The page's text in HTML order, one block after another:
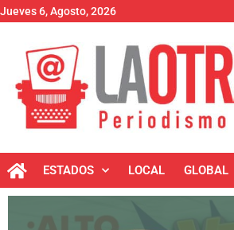
Jueves 6, Agosto, 2026
ESTADOS LOCAL GLOBAL